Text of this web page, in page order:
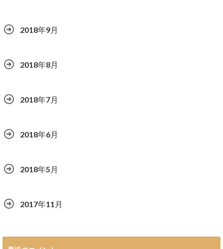
2018年9月
2018年8月
2018年7月
2018年6月
2018年5月
2017年11月